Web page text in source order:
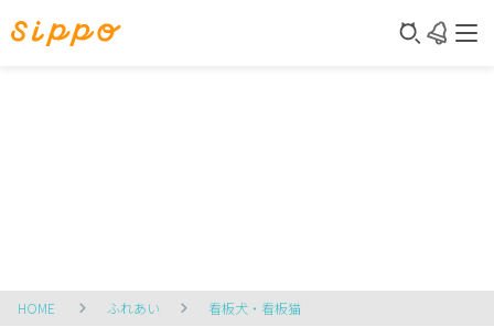
HOME ふれあい 看板犬・看板猫